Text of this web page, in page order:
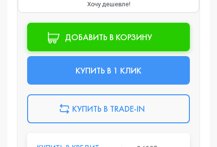
Хочу дешевле!
ДОБАВИТЬ В КОРЗИНУ
КУПИТЬ В 1 КЛИК
КУПИТЬ В TRADE-IN